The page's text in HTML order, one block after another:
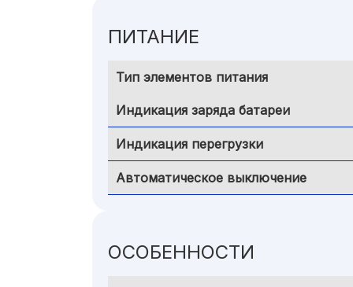
ПИТАНИЕ
Тип элементов питания
Индикация заряда батареи
Индикация перегрузки
Автоматическое выключение
ОСОБЕННОСТИ